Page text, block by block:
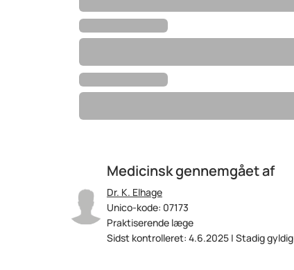
Medicinsk gennemgået af
Dr. K. Elhage
Unico-kode: 07173
Praktiserende læge
Sidst kontrolleret: 4.6.2025 | Stadig gyldig